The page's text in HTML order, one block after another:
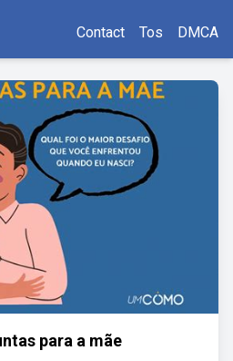
Contact Tos DMCA
para a mãe